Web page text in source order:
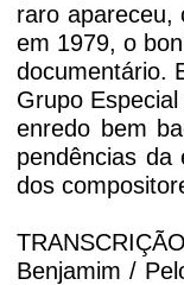
raro apareceu,
em 1979, o
documentário.
Grupo
enredo bem
pendências
dos
Benjamim /